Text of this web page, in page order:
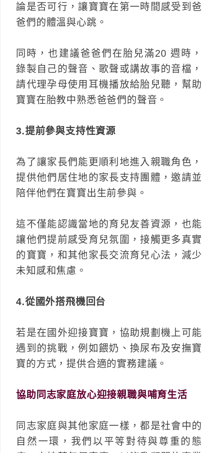
論是否可行，讓寶寶在第一時間感受到爸
爸們的體溫與心跳。
同時，也建議爸爸們在胎兒滿20 週時，
錄製自己的聲音、歌聲或講故事的音檔，
請代理孕母使用耳機播放給胎兒聽，幫助
寶寶在胎教中熟悉爸爸們的聲音。
3.提前參與支持性資源
為了讓家長們能更順利地進入親職角色，
提供他們居住地的家長支持團體，邀請並
陪伴他們在寶寶出生前參與。
這不僅能認識當地的育兒友善資源，也能
讓他們提前感受育兒氛圍，接觸更多真實
的寶寶，和其他家長交流育兒心法，減少
未知感和焦慮。
4.從國外搭飛機回台
若是在國外迎接寶寶，協助規劃機上可能
遇到的挑戰，例如餵奶、換尿布及安撫寶
寶的方式，提供合適的實務建議。
協助同志家庭放心迎接親職與哺育生活
同志家庭與其他家庭一樣，都是社會中的
自然一環，我們以平等對待與尊重的態